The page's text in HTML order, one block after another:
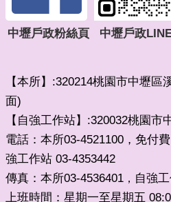
中壢戶政粉絲頁 中壢戶政
【本所】:320214桃園市中壢區
面)
【自強工作站】:320032桃園市
電話：本所03-4521100，免付
強工作站 03-4353442
傳真：本所03-4536401 ， 自強
上班時間：星期一至星期五